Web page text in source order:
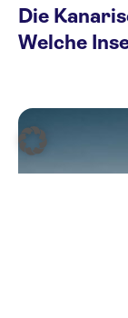
Die
Welche